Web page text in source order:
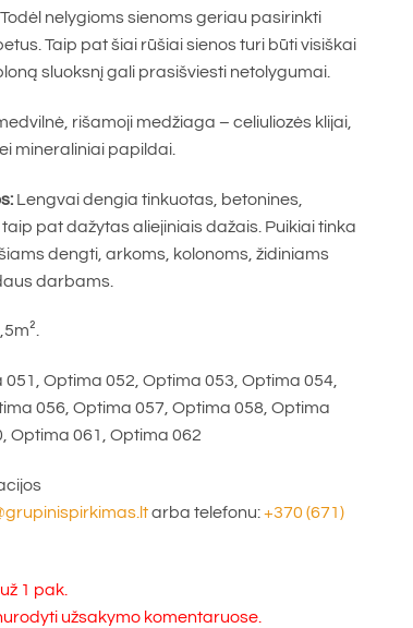
nelygioms sienoms geriau pasirinkti
Taip pat šiai rūšiai sienos turi būti visiškai
sluoksnį gali prasišviesti netolygumai.
rišamoji medžiaga – celiuliozės klijai,
mineraliniai papildai.
Lengvai dengia tinkuotas, betonines,
pat dažytas aliejiniais dažais. Puikiai tinka
dengti, arkoms, kolonoms, židiniams
darbams.
051, Optima 052, Optima 053, Optima 054,
056, Optima 057, Optima 058, Optima
Optima 061, Optima 062
arba telefonu:+370 (671)
1 pak.
užsakymo komentaruose.